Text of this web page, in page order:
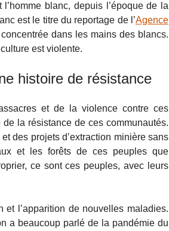
blanc, depuis l’époque de la
est le titre du reportage de l’Agence
dans les mains des blancs.
est violente.
histoire de résistance
et de la violence contre ces
la résistance de ces communautés.
des projets d’extraction minière sans
et les forêts de ces peuples que
ce sont ces peuples, avec leurs
l’apparition de nouvelles maladies.
a beaucoup parlé de la pandémie du